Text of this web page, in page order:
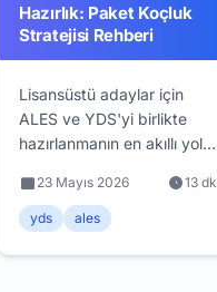
Hazırlık: Paket Koçluk
Stratejisi Rehberi
Lisansüstü adaylar için
ALES ve YDS'yi birlikte
hazırlanmanın en akıllı yolu:
tasarrufu stratejileri ve
paket koçluk avantajları.
23 Mayıs 2026 13 dk
yds ales